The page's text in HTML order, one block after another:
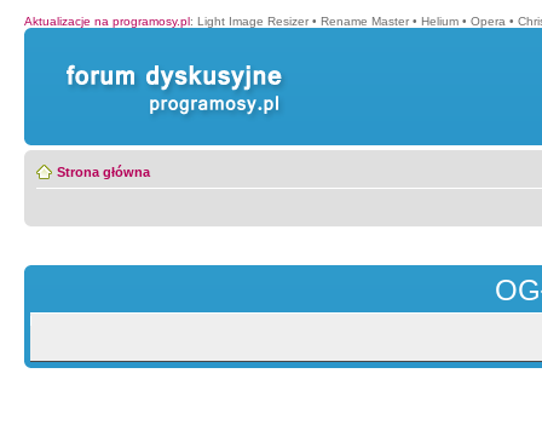
Aktualizacje na programosy.pl: Light Image Resizer • Rename Master • Helium • Opera •
Strona główna